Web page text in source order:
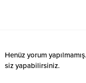
Henüz yorum
siz yapabilirsiniz.